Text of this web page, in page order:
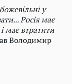
у
Росія має
має втратити
Володимир